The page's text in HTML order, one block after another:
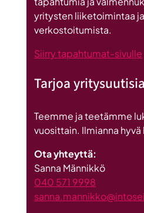
yritysten liiketoimintaa
verkostoitumista.
Siirry tapahtumat-sivulle
Tarjoa yritysuutisia
Teemme ja teetämme
vuosittain. Ilmianna
Ota yhteyttä:
Sanna Männikkö
040 571 9998